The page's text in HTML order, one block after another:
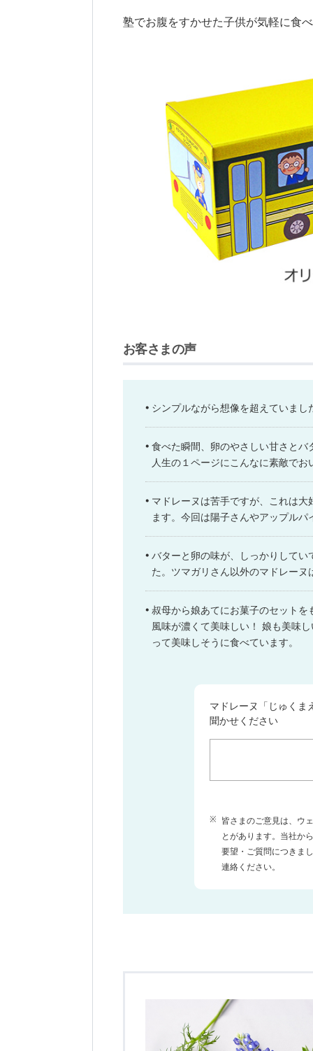
塾でお腹をすかせた子供が気軽に食